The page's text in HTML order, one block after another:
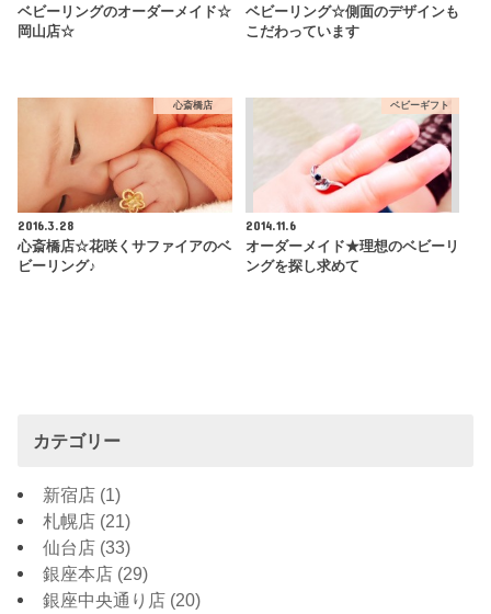
ベビーリングのオーダーメイド☆
岡山店☆
ベビーリング☆側面のデザインも
こだわっています
心斎橋店
2016.3.28
心斎橋店☆花咲くサファイアのベ
ビーリング♪
ベビーギフト
2014.11.6
オーダーメイド★理想のベビーリ
ングを探し求めて
カテゴリー
新宿店 (1)
札幌店 (21)
仙台店 (33)
銀座本店 (29)
銀座中央通り店 (20)